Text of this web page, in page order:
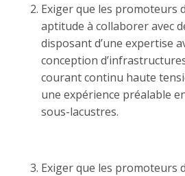
Exiger que les promoteurs
aptitude à collaborer avec
disposant d’une expertise
conception
courant continu haute
une expérience préalable
sous-lacustres.
Exiger que les promoteurs